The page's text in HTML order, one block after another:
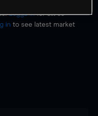
Logga inför att se
in to see latest market